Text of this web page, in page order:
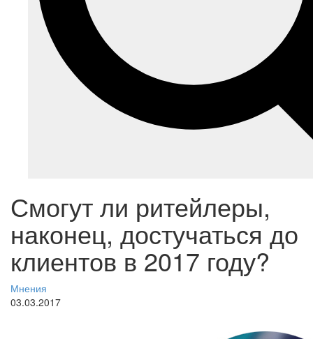
Смогут ли ритейлеры,
наконец, достучаться до
клиентов в 2017 году?
Мнения
03.03.2017